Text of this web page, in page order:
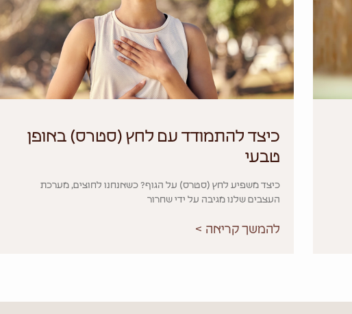
כיצד להתמודד עם לחץ (סטרס) באופן
טבעי
כיצד משפיע לחץ (סטרס) על הגוף? כשאנחנו לחוצים, מערכת
העצבים שלנו מגיבה על ידי שחרור
להמשך קריאה >